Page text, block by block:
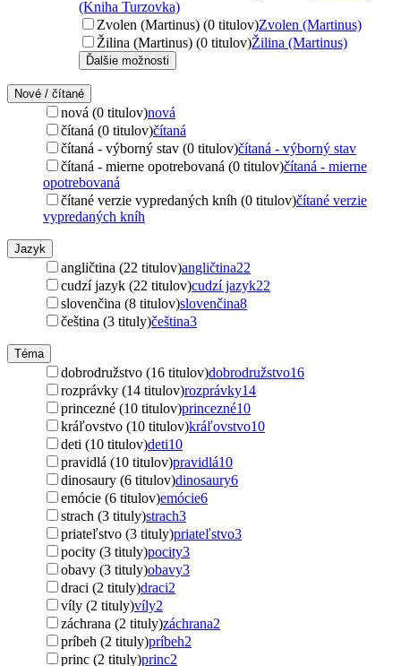
(Kniha Turzovka)
Zvolen (Martinus) (0 titulov)Zvolen (Martinus)
Žilina (Martinus) (0 titulov)Žilina (Martinus)
Ďalšie možnosti
Nové / čítané
nová (0 titulov)nová
čítaná (0 titulov)čítaná
čítaná - výborný stav (0 titulov)čítaná - výborný stav
čítaná - mierne opotrebovaná (0 titulov)čítaná - mierne
opotrebovaná
čítané verzie vypredaných kníh (0 titulov)čítané verzie
vypredaných kníh
Jazyk
angličtina (22 titulov)angličtina22
cudzí jazyk (22 titulov)cudzí jazyk22
slovenčina (8 titulov)slovenčina8
čeština (3 tituly)čeština3
Téma
dobrodružstvo (16 titulov)dobrodružstvo16
rozprávky (14 titulov)rozprávky14
princezné (10 titulov)princezné10
kráľovstvo (10 titulov)kráľovstvo10
deti (10 titulov)deti10
pravidlá (10 titulov)pravidlá10
dinosaury (6 titulov)dinosaury6
emócie (6 titulov)emócie6
strach (3 tituly)strach3
priateľstvo (3 tituly)priateľstvo3
pocity (3 tituly)pocity3
obavy (3 tituly)obavy3
draci (2 tituly)draci2
víly (2 tituly)víly2
záchrana (2 tituly)záchrana2
príbeh (2 tituly)príbeh2
princ (2 tituly)princ2